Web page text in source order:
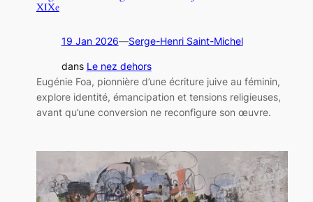
XIXe
19 Jan 2026—Serge-Henri Saint-Michel
dans Le nez dehors
Eugénie Foa, pionnière d’une écriture juive au féminin,
explore identité, émancipation et tensions religieuses,
avant qu’une conversion ne reconfigure son œuvre.